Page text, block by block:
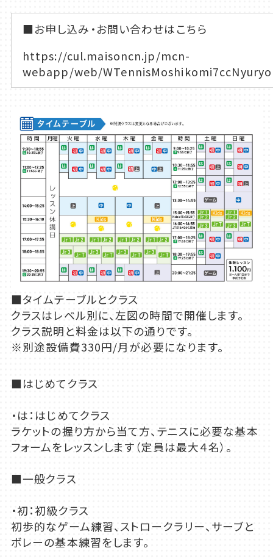
■お申し込み・お問い合わせはこちら
https://cul.maisoncn.jp/mcn-
webapp/web/
■タイムテーブルとクラス
クラスはレベル別に、左図の時間で開催します。
クラス説明と料金は以下の通りです。
※別途設備費330円/月が必要になります。
■はじめてクラス
・は：はじめてクラス
ラケットの握り方から当て方、テニスに必要な基本
フォームをレッスンします（定員は最大４名）。
■一般クラス
・初：初級クラス
初歩的なゲーム練習、ストロークラリー、サーブと
ボレーの基本練習をします。